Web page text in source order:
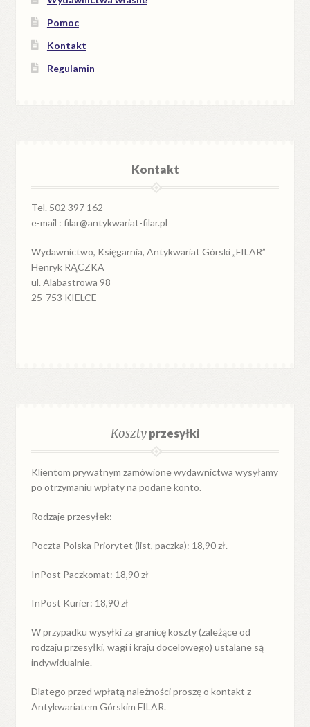
Pomoc
Kontakt
Regulamin
Kontakt
Tel. 502 397 162
e-mail : filar@antykwariat-filar.pl
Wydawnictwo, Księgarnia, Antykwariat Górski „FILAR”
Henryk RĄCZKA
ul. Alabastrowa 98
25-753 KIELCE
Kosztyprzesyłki
Klientom prywatnym zamówione wydawnictwa wysyłamy
po otrzymaniu wpłaty na podane konto.
Rodzaje przesyłek:
Poczta Polska Priorytet (list, paczka): 18,90 zł.
InPost Paczkomat: 18,90 zł
InPost Kurier: 18,90 zł
W przypadkuwysyłkiza granicękoszty (zależące od
rodzaju przesyłki, wagi i kraju docelowego) ustalane są
indywidualnie.
Dlatego przed wpłatą należności proszę o kontakt z
Antykwariatem Górskim FILAR.